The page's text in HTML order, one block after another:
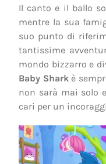
Il canto e il ballo
mentre la sua
suo punto di
tantissime
mondo bizzarro e
Baby Sharkè
non sarà mai solo
cari per un